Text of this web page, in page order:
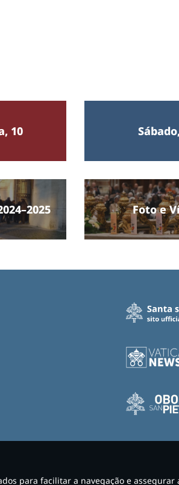
10
Foto e
para facilitar a navegação e assegurar